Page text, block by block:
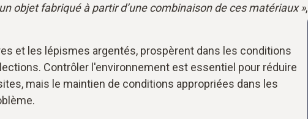
objet fabriqué à partir d’une combinaison de ces matériaux »,
et les lépismes argentés, prospèrent dans les conditions
Contrôler l'environnement est essentiel pour réduire
mais le maintien de conditions appropriées dans les